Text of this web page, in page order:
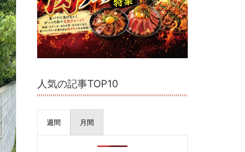
人気の記事TOP10
週間 月間